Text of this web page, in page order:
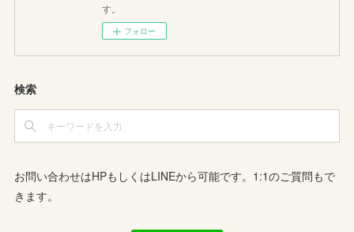
す。
フォロー
検索
お問い合わせはHPもしくはLINEから可能です。1:1のご質問もで
きます。